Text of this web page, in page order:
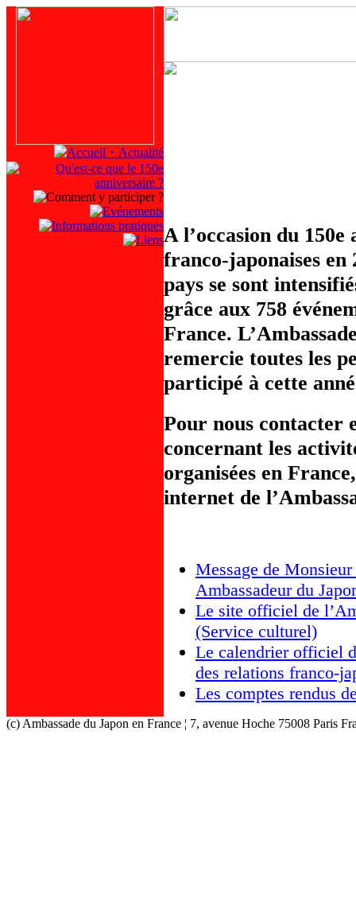
A l’occasion du
franco-japonaises en
pays se sont
grâce aux 758
France.
remercie toutes les
participé à cette
Pour nous contacter
concernant les
organisées en
internet de
Message de
Ambassadeur du
Le site officiel de
(Service culturel)
Le calendrier officiel
des relations franco-
Les comptes rendus
(c) Ambassade du Japon en France ¦ 7, avenue Hoche 75008 Paris